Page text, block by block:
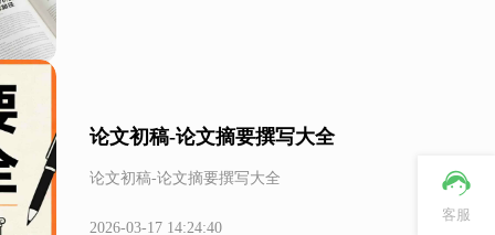
论文初稿-论文摘要撰写大全
论文初稿-论文摘要撰写大全
2026-03-17 14:24:40
客服